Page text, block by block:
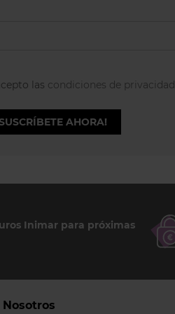
las condiciones de privacidad
AHORA!
Inimar para próximas
Nosotros